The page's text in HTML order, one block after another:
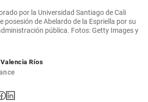
por la Universidad Santiago de Cali
posesión de Abelardo de la Espriella por su
pública. Fotos: Getty Images y
Ríos